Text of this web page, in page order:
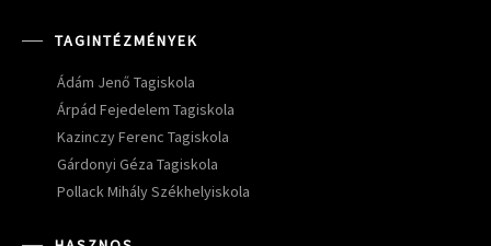
TAGINTÉZMÉNYEK
Ádám Jenő Tagiskola
Árpád Fejedelem Tagiskola
Kazinczy Ferenc Tagiskola
Gárdonyi Géza Tagiskola
Pollack Mihály Székhelyiskola